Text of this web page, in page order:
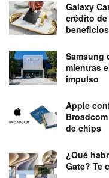
Galaxy
crédito
beneficios
Samsung
mientras
impulso
Apple
de chips
¿Qué
Gate? Te